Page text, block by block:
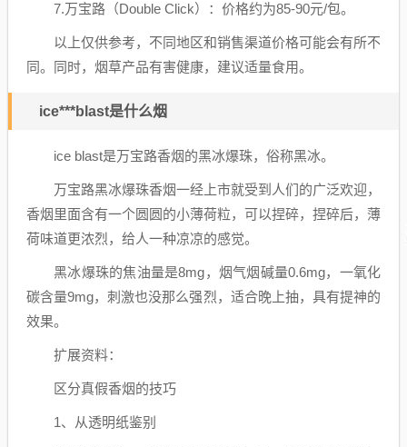
7.万宝路（Double Click）：价格约为85-90元/包。
以上仅供参考，不同地区和销售渠道价格可能会有所不
同。同时，烟草产品有害健康，建议适量食用。
ice***blast是什么烟
ice blast是万宝路香烟的黑冰爆珠，俗称黑冰。
万宝路黑冰爆珠香烟一经上市就受到人们的广泛欢迎，
香烟里面含有一个圆圆的小薄荷粒，可以捏碎，捏碎后，薄
荷味道更浓烈，给人一种凉凉的感觉。
黑冰爆珠的焦油量是8mg，烟气烟碱量0.6mg，一氧化
碳含量9mg，刺激也没那么强烈，适合晚上抽，具有提神的
效果。
扩展资料：
区分真假香烟的技巧
1、从透明纸鉴别